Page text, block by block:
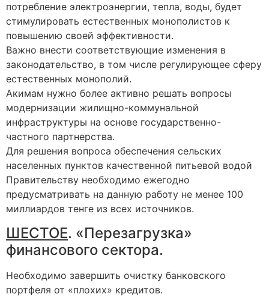
потребление электроэнергии, тепла, воды, будет
стимулировать естественных монополистов к
повышению своей эффективности.
Важно внести соответствующие изменения в
законодательство, в том числе регулирующее сферу
естественных монополий.
Акимам нужно более активно решать вопросы
модернизации жилищно-коммунальной
инфраструктуры на основе государственно-
частного партнерства.
Для решения вопроса обеспечения сельских
населенных пунктов качественной питьевой водой
Правительству необходимо ежегодно
предусматривать на данную работу не менее 100
миллиардов тенге из всех источников.
ШЕСТОЕ. «Перезагрузка»
финансового сектора.
Необходимо завершить очистку банковского
портфеля от «плохих» кредитов.